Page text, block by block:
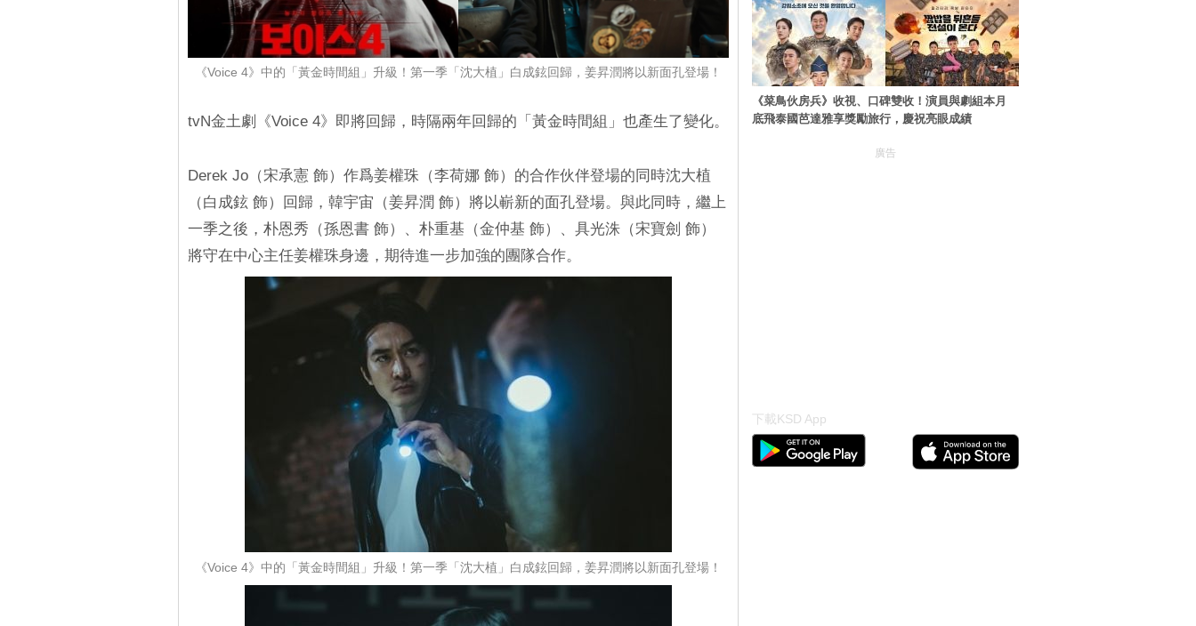
《Voice 4》中的「黃金時間組」升級！第一季「沈大植」白成鉉回歸，姜昇潤將以新面孔登場！
tvN金土劇《Voice 4》即將回歸，時隔兩年回歸的「黃金時間組」也產生了變化。
Derek Jo（宋承憲 飾）作爲姜權珠（李荷娜 飾）的合作伙伴登場的同時沈大植
（白成鉉 飾）回歸，韓宇宙（姜昇潤 飾）將以嶄新的面孔登場。與此同時，繼上
一季之後，朴恩秀（孫恩書 飾）、朴重基（金仲基 飾）、具光洙（宋寶劍 飾）
將守在中心主任姜權珠身邊，期待進一步加強的團隊合作。
《Voice 4》中的「黃金時間組」升級！第一季「沈大植」白成鉉回歸，姜昇潤將以新面孔登場！
《菜鳥伙房兵》收視、口碑雙收！演員與劇組本月
底飛泰國芭達雅享獎勵旅行，慶祝亮眼成績
廣告
下載KSD App